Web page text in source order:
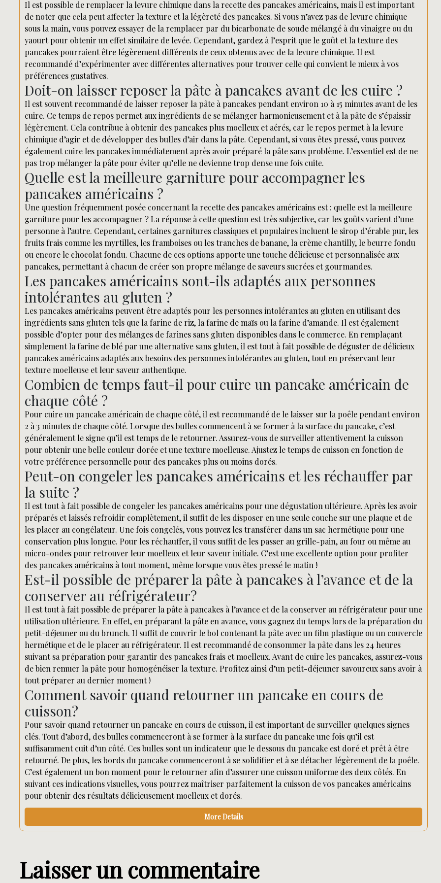
Il est possible de remplacer la levure chimique dans la recette des pancakes américains, mais il est important
de noter que cela peut affecter la texture et la légèreté des pancakes. Si vous n’avez pas de levure chimique
sous la main, vous pouvez essayer de la remplacer par du bicarbonate de soude mélangé à du vinaigre ou du
yaourt pour obtenir un effet similaire de levée. Cependant, gardez à l’esprit que le goût et la texture des
pancakes pourraient être légèrement différents de ceux obtenus avec de la levure chimique. Il est
recommandé d’expérimenter avec différentes alternatives pour trouver celle qui convient le mieux à vos
préférences gustatives.
Doit-on laisser reposer la pâte à pancakes avant de les cuire ?
Il est souvent recommandé de laisser reposer la pâte à pancakes pendant environ 10 à 15 minutes avant de les
cuire. Ce temps de repos permet aux ingrédients de se mélanger harmonieusement et à la pâte de s’épaissir
légèrement. Cela contribue à obtenir des pancakes plus moelleux et aérés, car le repos permet à la levure
chimique d’agir et de développer des bulles d’air dans la pâte. Cependant, si vous êtes pressé, vous pouvez
également cuire les pancakes immédiatement après avoir préparé la pâte sans problème. L’essentiel est de ne
pas trop mélanger la pâte pour éviter qu’elle ne devienne trop dense une fois cuite.
Quelle est la meilleure garniture pour accompagner les
pancakes américains ?
Une question fréquemment posée concernant la recette des pancakes américains est : quelle est la meilleure
garniture pour les accompagner ? La réponse à cette question est très subjective, car les goûts varient d’une
personne à l’autre. Cependant, certaines garnitures classiques et populaires incluent le sirop d’érable pur, les
fruits frais comme les myrtilles, les framboises ou les tranches de banane, la crème chantilly, le beurre fondu
ou encore le chocolat fondu. Chacune de ces options apporte une touche délicieuse et personnalisée aux
pancakes, permettant à chacun de créer son propre mélange de saveurs sucrées et gourmandes.
Les pancakes américains sont-ils adaptés aux personnes
intolérantes au gluten ?
Les pancakes américains peuvent être adaptés pour les personnes intolérantes au gluten en utilisant des
ingrédients sans gluten tels que la farine de riz, la farine de maïs ou la farine d’amande. Il est également
possible d’opter pour des mélanges de farines sans gluten disponibles dans le commerce. En remplaçant
simplement la farine de blé par une alternative sans gluten, il est tout à fait possible de déguster de délicieux
pancakes américains adaptés aux besoins des personnes intolérantes au gluten, tout en préservant leur
texture moelleuse et leur saveur authentique.
Combien de temps faut-il pour cuire un pancake américain de
chaque côté ?
Pour cuire un pancake américain de chaque côté, il est recommandé de le laisser sur la poêle pendant environ
2 à 3 minutes de chaque côté. Lorsque des bulles commencent à se former à la surface du pancake, c’est
généralement le signe qu’il est temps de le retourner. Assurez-vous de surveiller attentivement la cuisson
pour obtenir une belle couleur dorée et une texture moelleuse. Ajustez le temps de cuisson en fonction de
votre préférence personnelle pour des pancakes plus ou moins dorés.
Peut-on congeler les pancakes américains et les réchauffer par
la suite ?
Il est tout à fait possible de congeler les pancakes américains pour une dégustation ultérieure. Après les avoir
préparés et laissés refroidir complètement, il suffit de les disposer en une seule couche sur une plaque et de
les placer au congélateur. Une fois congelés, vous pouvez les transférer dans un sac hermétique pour une
conservation plus longue. Pour les réchauffer, il vous suffit de les passer au grille-pain, au four ou même au
micro-ondes pour retrouver leur moelleux et leur saveur initiale. C’est une excellente option pour profiter
des pancakes américains à tout moment, même lorsque vous êtes pressé le matin !
Est-il possible de préparer la pâte à pancakes à l’avance et de la
conserver au réfrigérateur?
Il est tout à fait possible de préparer la pâte à pancakes à l’avance et de la conserver au réfrigérateur pour une
utilisation ultérieure. En effet, en préparant la pâte en avance, vous gagnez du temps lors de la préparation du
petit-déjeuner ou du brunch. Il suffit de couvrir le bol contenant la pâte avec un film plastique ou un couvercle
hermétique et de le placer au réfrigérateur. Il est recommandé de consommer la pâte dans les 24 heures
suivant sa préparation pour garantir des pancakes frais et moelleux. Avant de cuire les pancakes, assurez-vous
de bien remuer la pâte pour homogénéiser la texture. Profitez ainsi d’un petit-déjeuner savoureux sans avoir à
tout préparer au dernier moment !
Comment savoir quand retourner un pancake en cours de
cuisson?
Pour savoir quand retourner un pancake en cours de cuisson, il est important de surveiller quelques signes
clés. Tout d’abord, des bulles commenceront à se former à la surface du pancake une fois qu’il est
suffisamment cuit d’un côté. Ces bulles sont un indicateur que le dessous du pancake est doré et prêt à être
retourné. De plus, les bords du pancake commenceront à se solidifier et à se détacher légèrement de la poêle.
C’est également un bon moment pour le retourner afin d’assurer une cuisson uniforme des deux côtés. En
suivant ces indications visuelles, vous pourrez maîtriser parfaitement la cuisson de vos pancakes américains
pour obtenir des résultats délicieusement moelleux et dorés.
More Details
Laisser un commentaire